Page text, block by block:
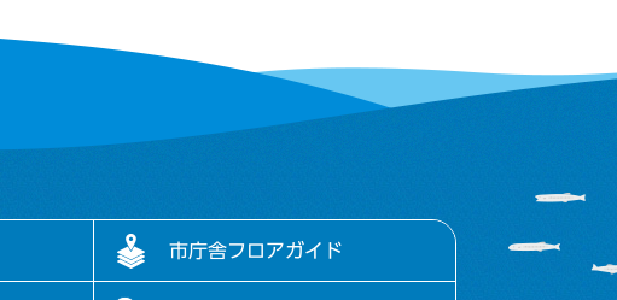
市庁舎フロアガイド